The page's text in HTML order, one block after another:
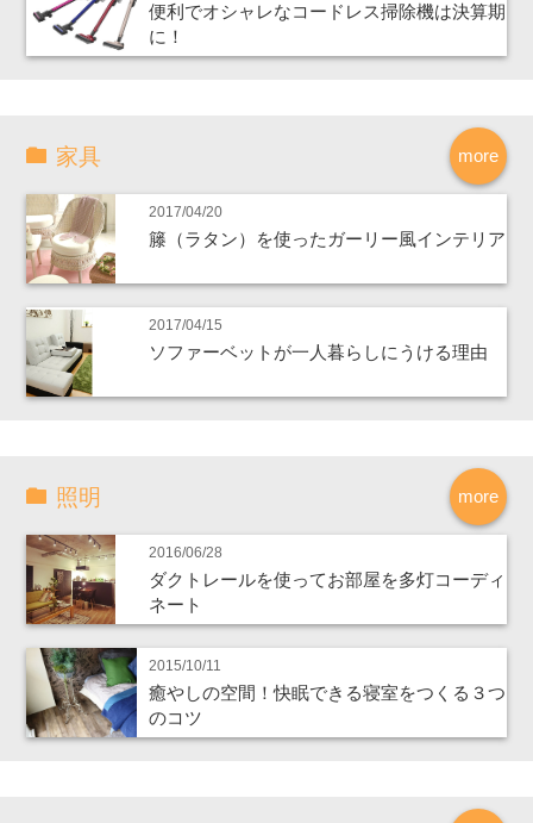
便利でオシャレなコードレス掃除機は決算期
に！
more
家具
2017/04/20
籐（ラタン）を使ったガーリー風インテリア
2017/04/15
ソファーベットが一人暮らしにうける理由
more
照明
2016/06/28
ダクトレールを使ってお部屋を多灯コーディ
ネート
2015/10/11
癒やしの空間！快眠できる寝室をつくる３つ
のコツ